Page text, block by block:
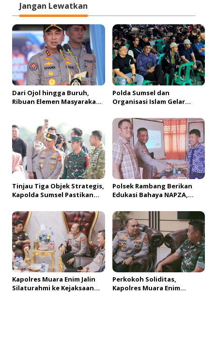
g
a
s
i
p
o
s
Jangan Lewatkan
Dari Ojol hingga Buruh,
Ribuan Elemen Masyarakat
Kamtibmas Palembang
Polda Sumsel dan
Organisasi Islam Gelar
Perkuat Komitmen Jaga
Kamtibmas
Tinjau Tiga Objek Strategis,
Kapolda Sumsel Pastikan
Optimal dan Humanis
Polsek Rambang Berikan
Edukasi Bahaya NAPZA,
pada Kegiatan MPLS
Kapolres Muara Enim Jalin
Silaturahmi ke Kejaksaan
Perkokoh Soliditas,
Kapolres Muara Enim